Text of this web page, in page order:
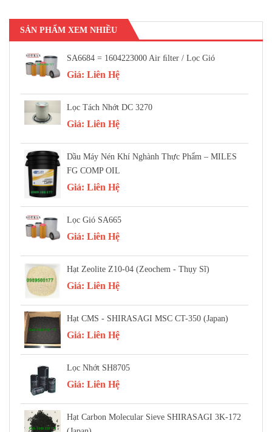
SẢN PHẨM XEM NHIỀU
SA6684 = 1604223000 Air FIlter / Lọc Gió
Giá: Liên Hệ
Lọc Tách Nhớt DC 3270
Giá: Liên Hệ
Dầu Máy Nén Khí Nghành Thực Phẩm – MILES
FG COMP OIL
Giá: Liên Hệ
Lọc Gió SA665
Giá: Liên Hệ
Hạt Zeolite Z10-04 (Zeochem - Thụy Sĩ)
Giá: Liên Hệ
Hạt CMS - SHIRASAGI MSC CT-350 (Japan)
Giá: Liên Hệ
Lọc Nhớt SH8705
Giá: Liên Hệ
Hạt Carbon Molecular Sieve SHIRASAGI 3K-172